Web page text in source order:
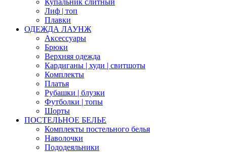
Купальник слитный
Лиф | топ
Плавки
ОДЕЖДА ЛАУНЖ
Аксессуары
Брюки
Верхняя одежда
Кардиганы | худи | свитшоты
Комплекты
Платья
Рубашки | блузки
Футболки | топы
Шорты
ПОСТЕЛЬНОЕ БЕЛЬЕ
Комплекты постельного белья
Наволочки
Пододеяльники